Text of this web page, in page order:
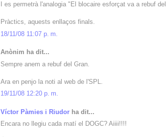
I es permetrà l'analogia "El blocaire esforçat va a rebuf
Pràctics, aquests enllaços finals.
18/11/08 11:07 p. m.
Anònim ha dit...
Sempre anem a rebuf del Gran.
Ara en penjo la noti al web de l'SPL.
19/11/08 12:20 p. m.
Víctor Pàmies i Riudor ha dit...
Encara no llegiu cada matí el DOGC? Aiiii!!!!